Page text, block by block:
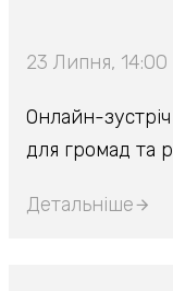
23 Липня, 14:00
Онлайн-зустріч
для громад та
Детальніше